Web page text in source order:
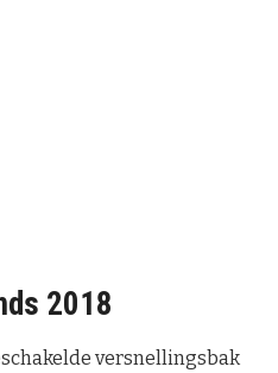
2018
versnellingsbak